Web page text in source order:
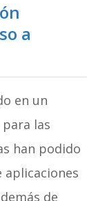
a
en un
las
han podido
aplicaciones
de